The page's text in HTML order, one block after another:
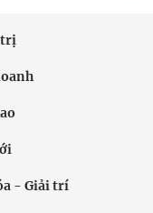
trị
- Giải trí